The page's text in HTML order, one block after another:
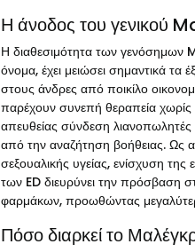
Η άνοδος του γενικού
Η διαθεσιμότητα των γενόσημων
όνομα, έχει μειώσει σημαντικά
στους άνδρες από ποικίλο
παρέχουν συνεπή θεραπεία
απευθείας σύνδεση
από την αναζήτηση βοήθειας. Ως
σεξουαλικής υγείας, ενίσχυση
των ED διευρύνει την πρόσβαση
φαρμάκων, προωθώντας
Πόσο διαρκεί το